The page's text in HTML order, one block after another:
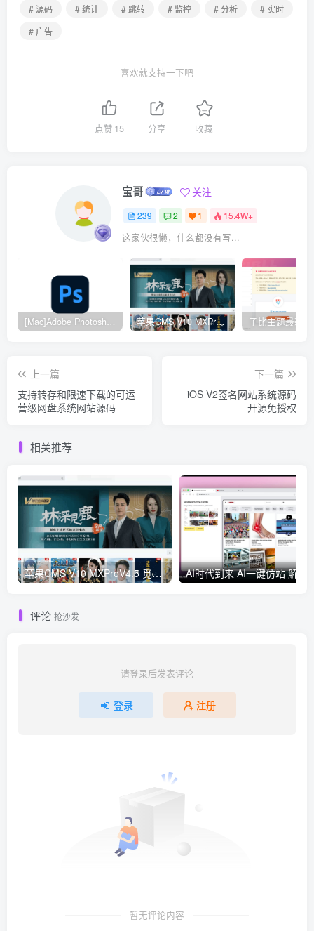
# 源码
# 统计 # 跳转 # 监控 # 分析
# 实时
# 广告
喜欢就支持一下吧
点赞 15 分享 收藏
宝哥 关注
239 2 1 15.4W+
这家伙很懒，什么都没有写...
[Mac]Adobe Photoshop 2024 苹果CMS V10 MXProV4.5 觅知优化版
上一篇
支持转存和限速下载的可运
营级网盘系统网站源码
下一篇
iOS V2签名网站系统源码
开源免授权
相关推荐
苹果CMS V10 MXProV4.5 觅知优化版
评论 抢沙发
请登录后发表评论
登录 注册
暂无评论内容